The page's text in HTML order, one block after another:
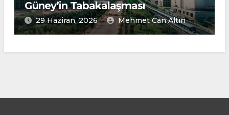
Güney’in Tabakalaşması
29 Haziran, 2026 Mehmet Can Altın